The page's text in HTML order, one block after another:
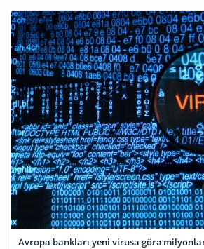
Avropa bankları yeni virusa görə